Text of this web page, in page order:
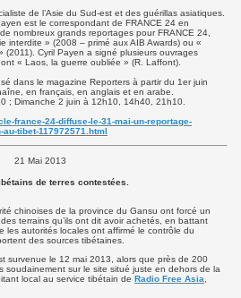
de l’Asie du Sud-est et des guérillas asiatiques.
est le correspondant de FRANCE 24 en
nombreux grands reportages pour FRANCE 24,
interdite » (2008 – primé aux AIB Awards) ou «
Cyril Payen a signé plusieurs ouvrages
« Laos, la guerre oubliée » (R. Laffont).
dans le magazine Reporters à partir du 1er juin
en français, en anglais et en arabe.
; Dimanche 2 juin à 12h10, 14h40, 21h10.
france-24-diffuse-le-31-mai-un-reportage-
tibet-117972571.html
21 Mai 2013
de terres contestées.
chinoises de la province du Gansu ont forcé un
terrains qu’ils ont dit avoir achetés, en battant
les autorités locales ont affirmé le contrôle du
des sources tibétaines.
survenue le 12 mai 2013, alors que près de 200
soudainement sur le site situé juste en dehors de la
local au service tibétain de Radio Free Asia